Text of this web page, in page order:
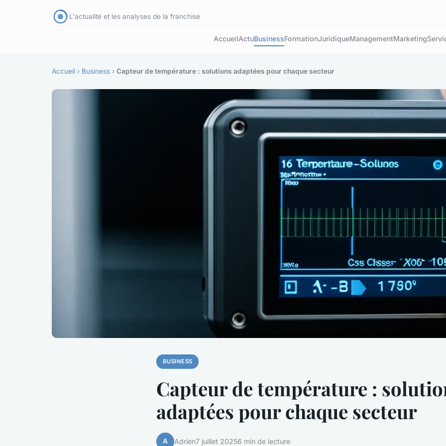
L'actualité et les analyses de la franchise
AccueilActuBusinessFormationJuridiqueManagementMarketing
Accueil › Business › Capteur de température : solutions adaptées pour chaque secteur
BUSINESS
Capteur de température :
adaptées pour chaque secteur
A Adrien7 juillet 20256 min de lecture